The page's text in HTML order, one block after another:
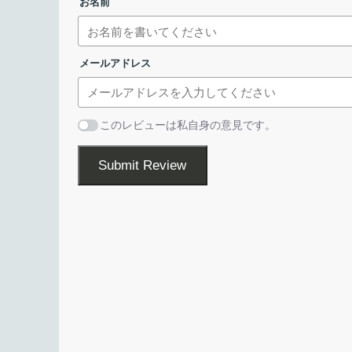
Free PDF Watermarker 4dots を使用すると、好み
像のウォーターマークを PDF ファイルに追加できま
透かしの位置やフォントサイズ、フォントの色、透
に変更可能で、フォルダ全体を追加したり、テキス
トをインポートして複数のファイルにウォーター
す。
シンプルで使いやすいツール
ライセンスが表示されます。［
メールアドレス
このレビューは私自身の意見です。
Submit Review